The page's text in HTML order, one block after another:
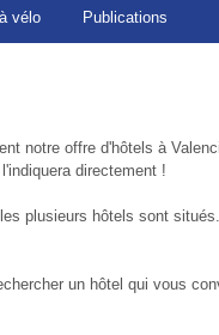
vélo Publications
notre offre d'hôtels à
directement !
plusieurs hôtels sont
un hôtel qui vous